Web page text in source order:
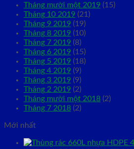
Tháng mười một 2019 (15)
Tháng 10 2019 (21)
Tháng 9 2019 (19)
Tháng 8 2019 (10)
Tháng 7 2019 (8)
Tháng 6 2019 (15)
Tháng 5 2019 (18)
Tháng 4 2019 (9)
Tháng 3 2019 (9)
Tháng 2 2019 (2)
Tháng mười một 2018 (2)
Tháng 7 2018 (2)
Mới nhất